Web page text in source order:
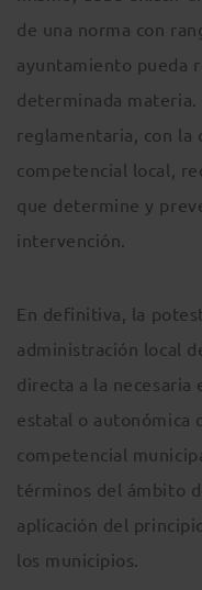
de una norma con
ayuntamiento pueda
determinada
reglamentaria, con la
competencial local,
que determine y
intervención.
En definitiva, la
administración local
directa a la necesaria
estatal o autonómica
competencial
términos del ámbito
aplicación del
los municipios.